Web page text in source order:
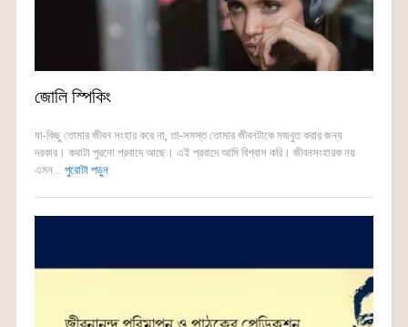
জোলি স্পিকিং
যা-কিছু তোমার জীবন সংহার করে না, তা-সমস্ত তোমার জীবনটাকে মজবুত করার জন্য
দরকার। কথাটা পুরনো প্রবাদে আছে। এই প্রবাদে আমি বিশ্বাস করি। জীবনসংহারক নয়
এমন... পুরোটা পড়ুন